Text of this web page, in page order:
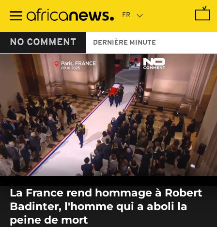
contenu
NO COMMENT DERNIÈRE MINUTE
seconds
seconds
La France rend hommage à Robert
Badinter, l'homme qui a aboli la
peine de mort